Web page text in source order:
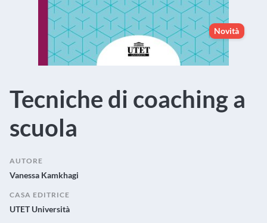
Novità
Tecniche di coaching a
scuola
AUTORE
Vanessa Kamkhagi
CASA EDITRICE
UTET Università